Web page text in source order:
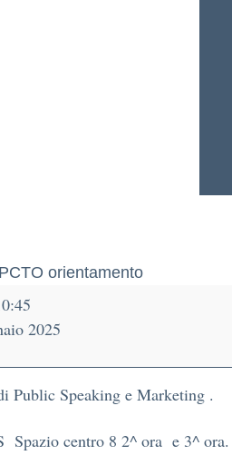
orientamento
2025
Public Speaking e Marketing .
Spazio centro 8 2^ ora e 3^ ora.